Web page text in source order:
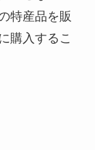
特産品を販
購入するこ